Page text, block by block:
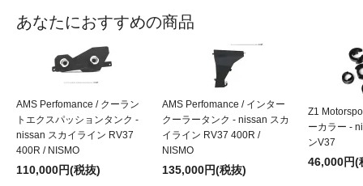
あなたにおすすめの商品
AMS Perfomance / クーラン
トエクスパッションタンク -
nissan スカイライン RV37
400R / NISMO
110,000円(税抜)
AMS Perfomance / インター
クーラータンク - nissan スカ
イライン RV37 400R /
NISMO
135,000円(税抜)
Z1
ーカラー -
ンV37
46,000円(